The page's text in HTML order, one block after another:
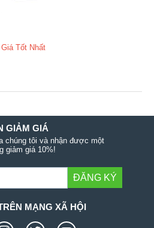
Tốt Nhất
GIẢM GIÁ
chúng tôi và nhận được một
giảm giá 10%!
ĐĂNG KÝ
MẠNG XÃ HỘI